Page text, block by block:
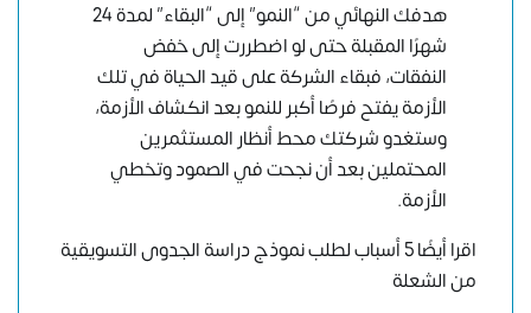
هدفك النهائي من “النمو” إلى “البقاء” لمدة 24
شهرًا المقبلة حتى لو اضطررت إلى خفض
النفقات، فبقاء الشركة على قيد الحياة في تلك
الأزمة يفتح فرصًا أكبر للنمو بعد انكشاف الأزمة،
وستغدو شركتك محط أنظار المستثمرين
المحتملين بعد أن نجحت في الصمود وتخطي
الأزمة.
اقرا أيضًا 5 أسباب لطلب نموذج دراسة الجدوى التسويقية
من الشعلة